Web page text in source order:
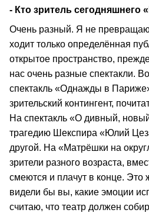
- Кто зритель сегодняшнего
Очень разный. Я не превращаю
ходит только определённая
открытое пространство,
нас очень разные спектакли.
спектакль «Однажды в
зрительский контингент,
На спектакль «О дивный,
трагедию Шекспира «Юлий
другой. На «Матрёшки на
зрители разного возраста,
смеются и плачут в конце. Это
видели бы вы, какие эмоции
считаю, что театр должен